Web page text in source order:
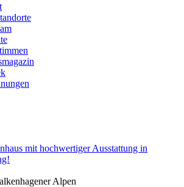
mit hochwertiger Ausstattung in
Alpen